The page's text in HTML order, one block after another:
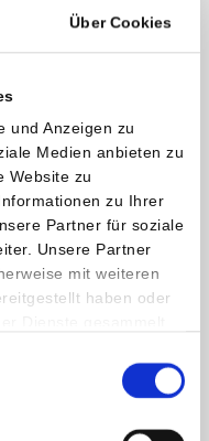
Über Cookies
und Anzeigen zu
Medien anbieten zu
Website zu
zu Ihrer
Partner für soziale
Unsere Partner
mit weiteren
haben oder